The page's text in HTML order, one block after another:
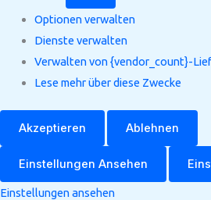
Optionen verwalten
Dienste verwalten
Verwalten von {vendor_count}-
Lese mehr über diese Zwecke
Akzeptieren Ablehnen
Einstellungen Ansehen
Einstellungen ansehen